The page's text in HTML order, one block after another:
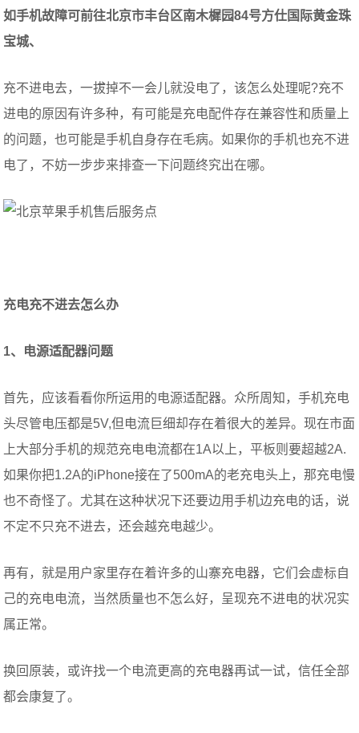
如手机故障可前往北京市丰台区南木樨园84号方仕国际黄金珠
宝城、
充不进电去，一拔掉不一会儿就没电了，该怎么处理呢?充不
进电的原因有许多种，有可能是充电配件存在兼容性和质量上
的问题，也可能是手机自身存在毛病。如果你的手机也充不进
电了，不妨一步步来排查一下问题终究出在哪。
充电充不进去怎么办
1、电源适配器问题
首先，应该看看你所运用的电源适配器。众所周知，手机充电
头尽管电压都是5V,但电流巨细却存在着很大的差异。现在市面
上大部分手机的规范充电电流都在1A以上，平板则要超越2A.
如果你把1.2A的iPhone接在了500mA的老充电头上，那充电慢
也不奇怪了。尤其在这种状况下还要边用手机边充电的话，说
不定不只充不进去，还会越充电越少。
再有，就是用户家里存在着许多的山寨充电器，它们会虚标自
己的充电电流，当然质量也不怎么好，呈现充不进电的状况实
属正常。
换回原装，或许找一个电流更高的充电器再试一试，信任全部
都会康复了。